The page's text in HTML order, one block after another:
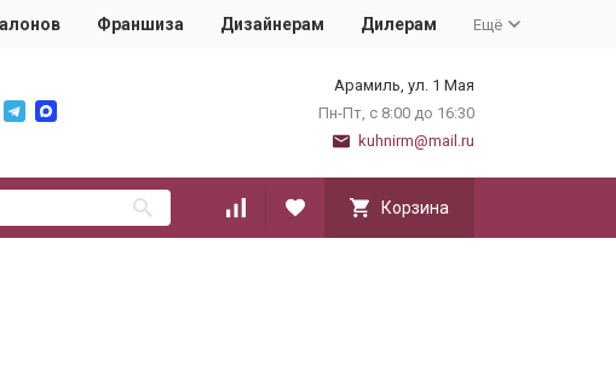
Франшиза Дизайнерам Дилерам Ещё
Арамиль, ул. 1 Мая
Пн-Пт, с 8:00 до 16:30
kuhnirm@mail.ru
Корзина